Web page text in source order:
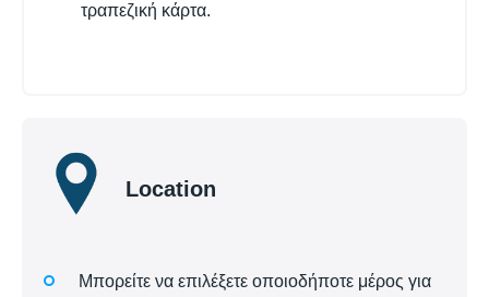
τραπεζική κάρτα.
Location
Μπορείτε να επιλέξετε οποιοδήποτε μέρος για